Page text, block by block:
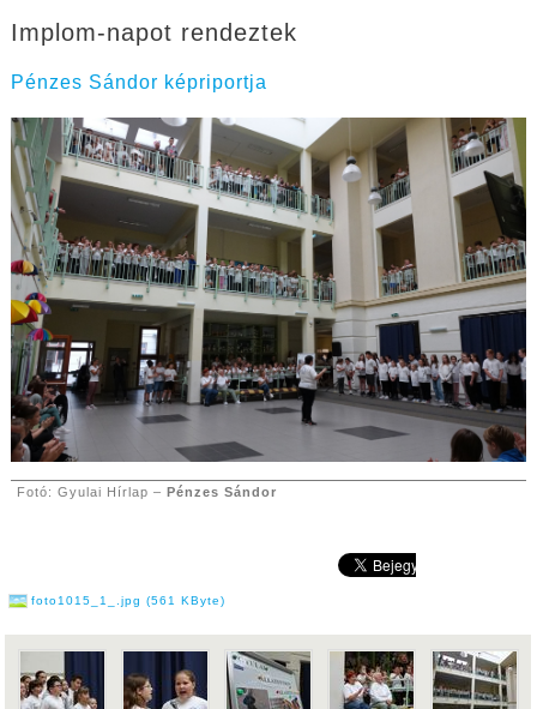
Implom-napot rendeztek
Pénzes Sándor képriportja
Fotó: Gyulai Hírlap – Pénzes Sándor
foto1015_1_.jpg (561 KByte)